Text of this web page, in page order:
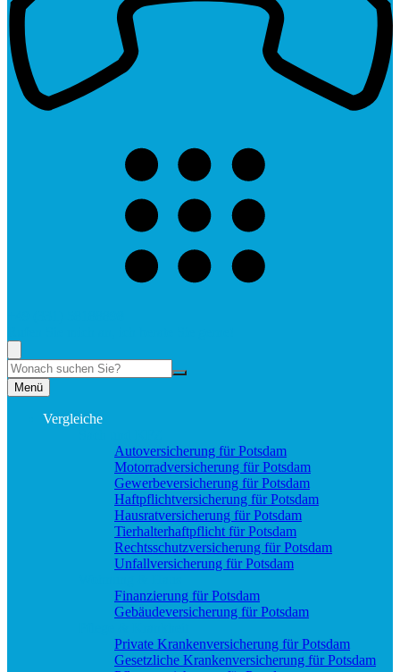
Suche
Menü
Vergleiche
Autoversicherung für Potsdam
Motorradversicherung für Potsdam
Gewerbeversicherung für Potsdam
Haftpflichtversicherung für Potsdam
Hausratversicherung für Potsdam
Tierhalterhaftpflicht für Potsdam
Rechtsschutzversicherung für Potsdam
Unfallversicherung für Potsdam
Finanzierung für Potsdam
Gebäudeversicherung für Potsdam
Private Krankenversicherung für Potsdam
Gesetzliche Krankenversicherung für Potsdam